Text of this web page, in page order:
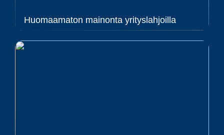
Huomaamaton mainonta yrityslahjoilla